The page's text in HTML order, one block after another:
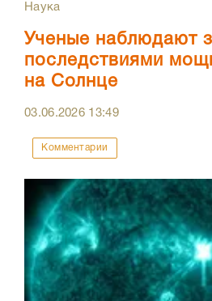
Наука
Ученые наблюдают
последствиями
на Солнце
03.06.2026 13:49
Комментарии